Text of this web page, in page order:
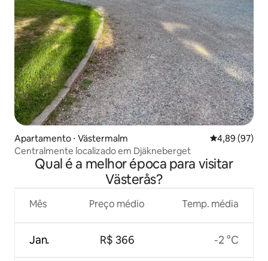
Apartamento ⋅ Västermalm 4,89 de uma
4,89 (97)
Centralmente localizado em Djäkneberget
Qual é a melhor época para visitar
Västerås?
Mês
Jan.
Preço médio
R$ 366
Temp. média
-2 °C